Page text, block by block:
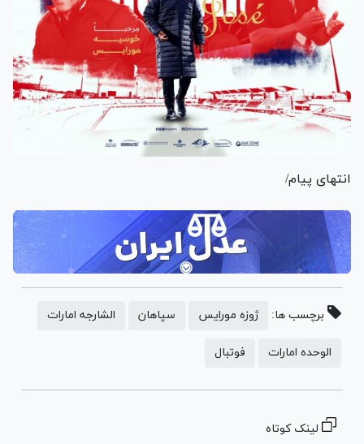
انتهای پیام/
برچسب ها: ژوزه مورایس سپاهان الشارجه امارات
الوحده امارات فوتبال
لینک کوتاه